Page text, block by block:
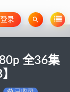
录
全36集